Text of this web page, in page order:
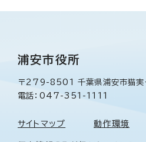
浦安市役所
〒279-8501 千葉県浦安市猫実
電話：047-351-1111
サイトマップ 動作環境